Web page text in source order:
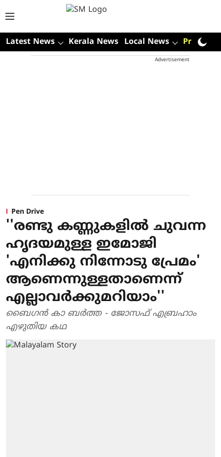
Latest News Kerala News Local News Premium
Advertisement
Pen Drive
''രണ്ടു കണ്ണുകളില്‍ ചുവന്ന
ഹൃദയമുള്ള ഇമോജി
'എനിക്കു നിന്നോടു പ്രേമം'
ആണെന്നുള്ളതാണെന്ന്
എല്ലാവര്‍ക്കുമറിയാം''
ബൈഗന്‍ കാ ബര്‍ത്ത - ജോസഫ് എബ്രഹാം
എഴുതിയ കഥ